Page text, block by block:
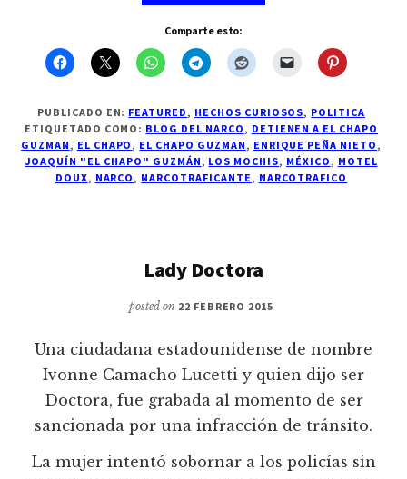
Por
detienen
a
El
Guzmán
Comparte esto:
PUBLICADO EN: FEATURED, HECHOS CURIOSOS, POLITICA
ETIQUETADO COMO: BLOG DEL NARCO, DETIENEN A EL CHAPO
GUZMAN, EL CHAPO, EL CHAPO GUZMAN, ENRIQUE PEÑA NIETO,
JOAQUÍN "EL CHAPO" GUZMÁN, LOS MOCHIS, MÉXICO, MOTEL
DOUX, NARCO, NARCOTRAFICANTE, NARCOTRAFICO
Lady Doctora
posted on 22 FEBRERO 2015
Una ciudadana estadounidense de nombre
Ivonne Camacho Lucetti y quien dijo ser
Doctora, fue grabada al momento de ser
sancionada por una infracción de tránsito.
La mujer intentó sobornar a los policías sin